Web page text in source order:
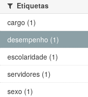
Etiquetas
cargo (1)
desempenho (1)
escolaridade (1)
servidores (1)
sexo (1)